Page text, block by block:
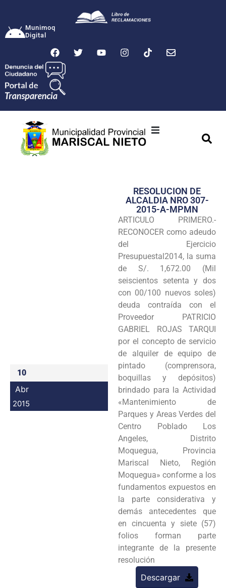
Munimoq
Digital
Transparencia
Seguridad
Programas
Intranet
10
Abr
2015
RESOLUCION DE
ALCALDIA NRO 307-
2015-A-MPMN
ARTICULO PRIMERO.-
RECONOCER como adeudo
del Ejercicio
Presupuestal2014, la suma
de S/. 1,672.00 (Mil
seiscientos setenta y dos
con 00/100 nuevos soles)
deuda contraída con el
Proveedor PATRICIO
GABRIEL ROJAS TARQUI
por el concepto de servicio
de alquiler de equipo de
pintado (comprensora,
boquillas y depósitos)
brindado para la Actividad
«Mantenimiento de
Parques y Areas Verdes del
Centro Poblado Los
Angeles, Distrito
Moquegua, Provincia
Mariscal Nieto, Región
Moquegua» conforme a los
fundamentos expuestos en
la parte considerativa y
demás antecedentes que
en cincuenta y siete (57)
folios forman parte
integrante de la presente
resolución
Descargar